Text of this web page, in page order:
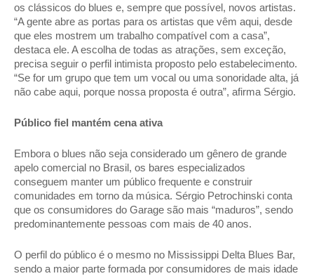
os clássicos do blues e, sempre que possível, novos artistas.
“A gente abre as portas para os artistas que vêm aqui, desde
que eles mostrem um trabalho compatível com a casa”,
destaca ele. A escolha de todas as atrações, sem exceção,
precisa seguir o perfil intimista proposto pelo estabelecimento.
“Se for um grupo que tem um vocal ou uma sonoridade alta, já
não cabe aqui, porque nossa proposta é outra”, afirma Sérgio.
Público fiel mantém cena ativa
Embora o blues não seja considerado um gênero de grande
apelo comercial no Brasil, os bares especializados
conseguem manter um público frequente e construir
comunidades em torno da música. Sérgio Petrochinski conta
que os consumidores do Garage são mais “maduros”, sendo
predominantemente pessoas com mais de 40 anos.
O perfil do público é o mesmo no Mississippi Delta Blues Bar,
sendo a maior parte formada por consumidores de mais idade